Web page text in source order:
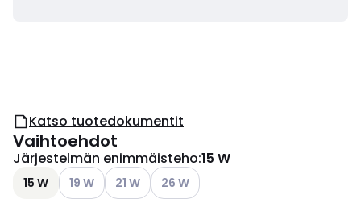
Katso tuotedokumentit
Vaihtoehdot
Järjestelmän enimmäisteho:15 W
15 W Katso käytettävissä olevat vaihtoehdot
19 W Katso käytettävissä olevat vaihtoehdot
21 W Katso käytettävissä olevat
26 W